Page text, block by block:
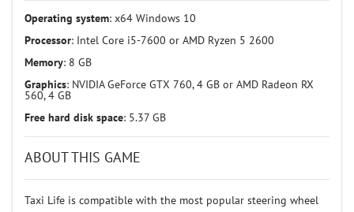
Operating system: x64 Windows 10
Processor: Intel Core i5-7600 or AMD Ryzen 5 2600
Memory: 8 GB
Graphics: NVIDIA GeForce GTX 760, 4 GB or AMD Radeon RX
560, 4 GB
Free hard disk space: 5.37 GB
ABOUT THIS GAME
Taxi Life is compatible with the most popular steering wheel